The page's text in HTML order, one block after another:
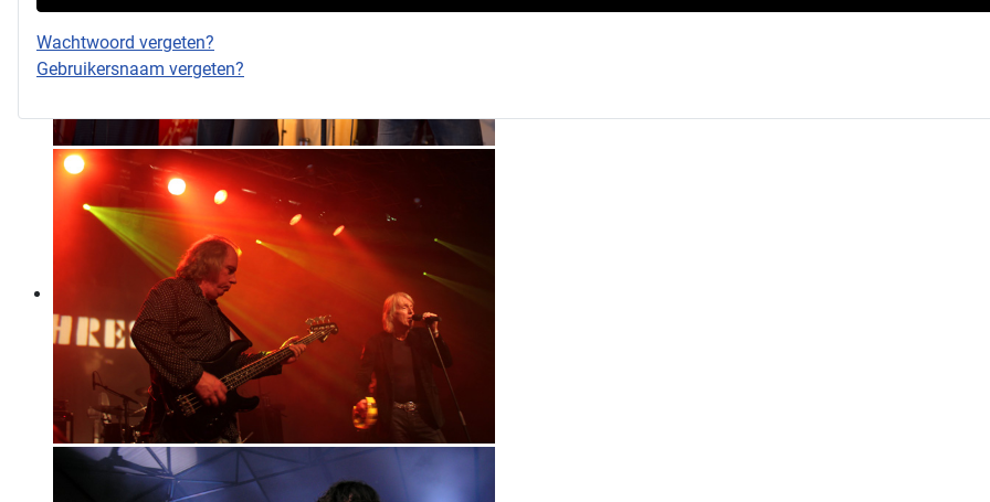
Wachtwoord vergeten?
Gebruikersnaam vergeten?